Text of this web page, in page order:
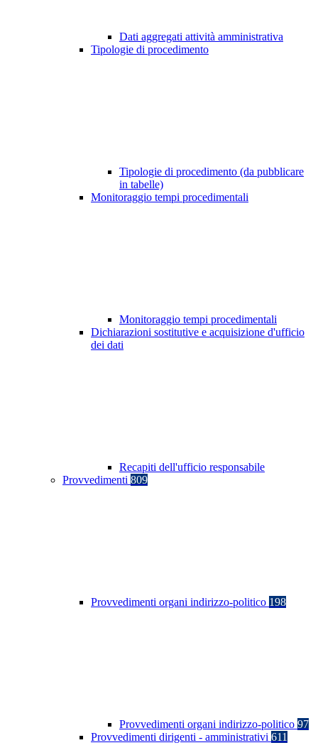
Dati aggregati attività amministrativa
Tipologie di procedimento
Tipologie di procedimento (da pubblicare
in tabelle)
Monitoraggio tempi procedimentali
Monitoraggio tempi procedimentali
Dichiarazioni sostitutive e acquisizione d'ufficio
dei dati
Recapiti dell'ufficio responsabile
Provvedimenti 809
Provvedimenti organi indirizzo-politico 198
Provvedimenti organi indirizzo-politico 97
Provvedimenti dirigenti - amministrativi 611